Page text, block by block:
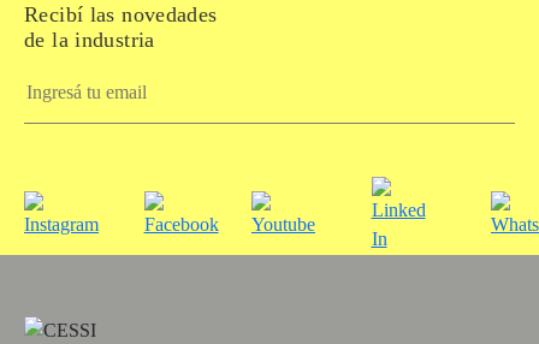
Recibí las novedades
de la industria